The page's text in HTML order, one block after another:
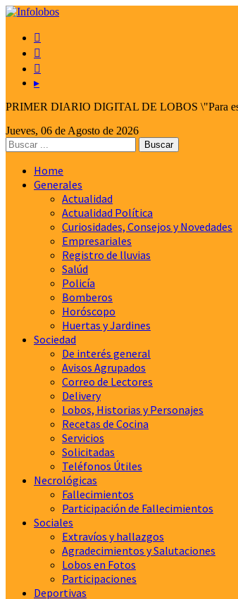



▸
PRIMER DIARIO DIGITAL DE LOBOS \"Para
Jueves, 06 de Agosto de 2026
Home
Generales
Actualidad
Actualidad Política
Curiosidades, Consejos y Novedades
Empresariales
Registro de lluvias
Salúd
Policía
Bomberos
Horóscopo
Huertas y Jardines
Sociedad
De interés general
Avisos Agrupados
Correo de Lectores
Delivery
Lobos, Historias y Personajes
Recetas de Cocina
Servicios
Solicitadas
Teléfonos Útiles
Necrológicas
Fallecimientos
Participación de Fallecimientos
Sociales
Extravíos y hallazgos
Agradecimientos y Salutaciones
Lobos en Fotos
Participaciones
Deportivas